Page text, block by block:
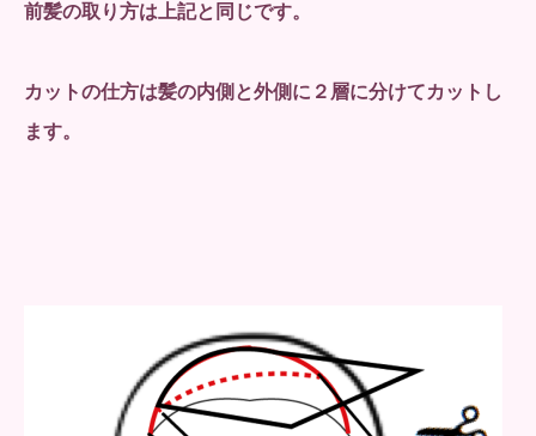
前髪の取り方は上記と同じです。
カットの仕方は髪の内側と外側に２層に分けてカットし
ます。